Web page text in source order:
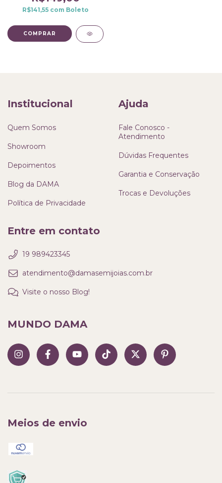
R$141,55 com Boleto
Institucional
Quem Somos
Showroom
Depoimentos
Blog da DAMA
Política de Privacidade
Ajuda
Fale Conosco -
Atendimento
Dúvidas Frequentes
Garantia e Conservação
Trocas e Devoluções
Entre em contato
19 989423345
atendimento@damasemijoias.com.br
Visite o nosso Blog!
MUNDO DAMA
Meios de envio